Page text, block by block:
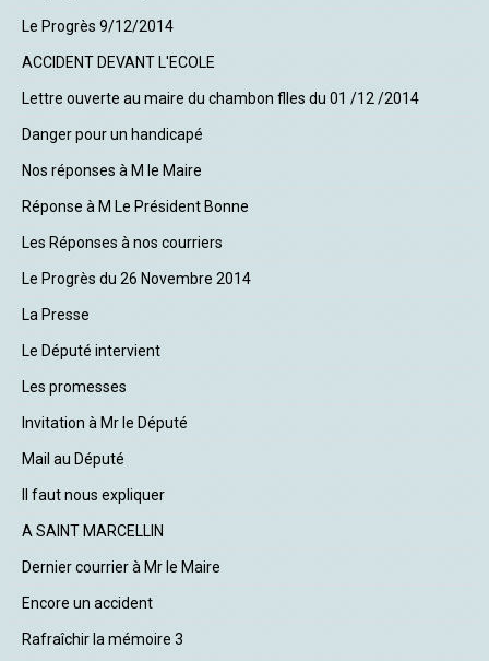
Le Progrès 9/12/2014
ACCIDENT DEVANT L'ECOLE
Lettre ouverte au maire du chambon flles du 01 /12 /2014
Danger pour un handicapé
Nos réponses à M le Maire
Réponse à M Le Président Bonne
Les Réponses à nos courriers
Le Progrès du 26 Novembre 2014
La Presse
Le Député intervient
Les promesses
Invitation à Mr le Député
Mail au Député
Il faut nous expliquer
A SAINT MARCELLIN
Dernier courrier à Mr le Maire
Encore un accident
Rafraîchir la mémoire 3